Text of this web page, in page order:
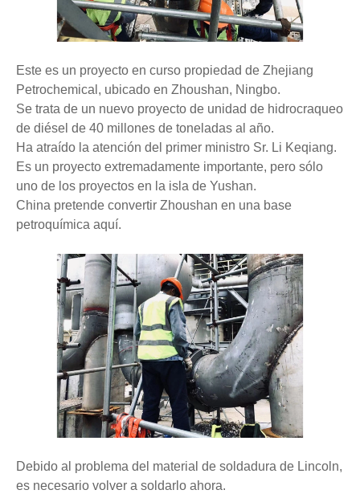
Este es un proyecto en curso propiedad de Zhejiang
Petrochemical, ubicado en Zhoushan, Ningbo.
Se trata de un nuevo proyecto de unidad de hidrocraqueo
de diésel de 40 millones de toneladas al año.
Ha atraído la atención del primer ministro Sr. Li Keqiang.
Es un proyecto extremadamente importante, pero sólo
uno de los proyectos en la isla de Yushan.
China pretende convertir Zhoushan en una base
petroquímica aquí.
Debido al problema del material de soldadura de Lincoln,
es necesario volver a soldarlo ahora.